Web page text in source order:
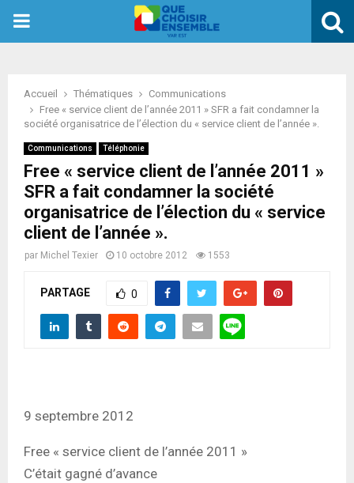
PRIMARY
Accueil Thématiques
Communications
Free « service client de l’année 2011 » SFR a fait condamner la
société organisatrice de l’élection du « service client de l’année ».
Communications Téléphonie
Free « service client de l’année 2011 »
SFR a fait condamner la société
organisatrice de l’élection du « service
client de l’année ».
par Michel Texier 10 octobre 2012 1553
PARTAGE 0
9 septembre 2012
Free « service client de l’année 2011 »
C’était gagné d’avance